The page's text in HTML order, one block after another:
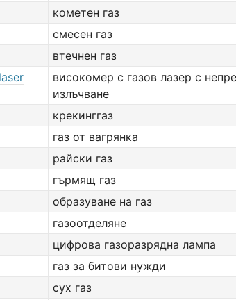
кометен газ
смесен газ
втечнен газ
високомер с газов лазер с
излъчване
крекинггаз
газ от вагрянка
райски газ
гърмящ газ
образуване на газ
газоотделяне
цифрова газоразрядна лампа
газ за битови нужди
сух газ